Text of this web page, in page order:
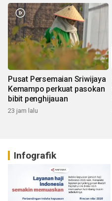
Pusat Persemaian Sriwijaya
Kemampo perkuat pasokan
bibit penghijauan
23 jam lalu
Infografik